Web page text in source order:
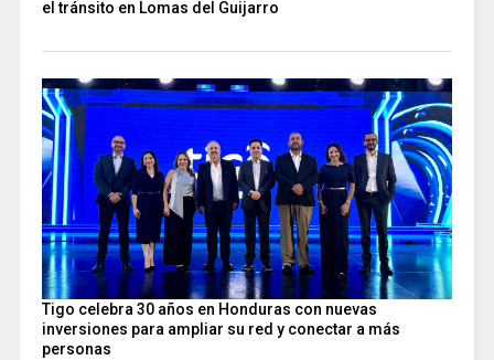
el tránsito en Lomas del Guijarro
Tigo celebra 30 años en Honduras con nuevas
inversiones para ampliar su red y conectar a más
personas